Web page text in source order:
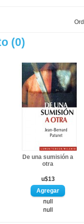
(0)
De una sumisión a
otra
u$13
null
null